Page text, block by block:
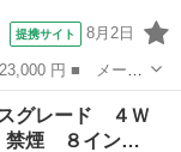
提携サイト 8月2日
レード名： Ｘ－
イサイトコアテ
グレード ４Ｗ
禁煙 ８イン…